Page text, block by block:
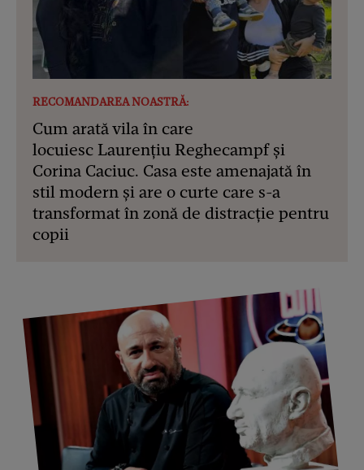
RECOMANDAREA NOASTRĂ:
Cum arată vila în care
locuiesc Laurențiu Reghecampf și
Corina Caciuc. Casa este amenajată în
stil modern și are o curte care s-a
transformat în zonă de distracție pentru
copii